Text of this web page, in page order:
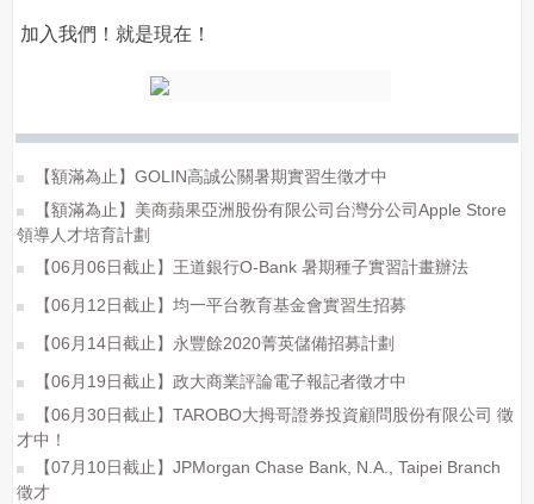
加入我們！就是現在！
【額滿為止】GOLIN高誠公關暑期實習生徵才中
【額滿為止】美商蘋果亞洲股份有限公司台灣分公司Apple Store
領導人才培育計劃
【06月06日截止】王道銀行O-Bank 暑期種子實習計畫辦法
【06月12日截止】均一平台教育基金會實習生招募
【06月14日截止】永豐餘2020菁英儲備招募計劃
【06月19日截止】政大商業評論電子報記者徵才中
【06月30日截止】TAROBO大拇哥證券投資顧問股份有限公司 徵
才中！
【07月10日截止】JPMorgan Chase Bank, N.A., Taipei Branch
徵才